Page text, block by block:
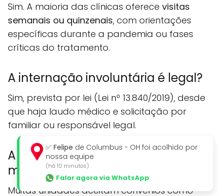
Sim. A maioria das clínicas oferece visitas
semanais ou quinzenais, com orientações
específicas durante a pandemia ou fases
críticas do tratamento.
A internação involuntária é legal?
Sim, prevista por lei (Lei nº 13.840/2019), desde
que haja laudo médico e solicitação por
familiar ou responsável legal.
A clínica aceita convênios
médicos?
Muitas unidades aceitam convênios como
✅ Felipe de Columbus - OH foi acolhido por
nossa equipe
(há 10 minutos)
Falar agora via WhatsApp